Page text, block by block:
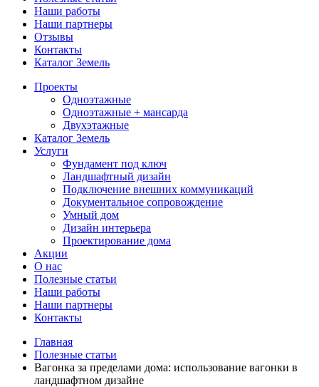
Наши работы
Наши партнеры
Отзывы
Контакты
Каталог Земель
Проекты
Одноэтажные
Одноэтажные + мансарда
Двухэтажные
Каталог Земель
Услуги
Фундамент под ключ
Ландшафтный дизайн
Подключение внешних коммуникаций
Документальное сопровождение
Умный дом
Дизайн интерьера
Проектирование дома
Акции
О нас
Полезные статьи
Наши работы
Наши партнеры
Контакты
Главная
Полезные статьи
Вагонка за пределами дома: использование вагонки в
ландшафтном дизайне